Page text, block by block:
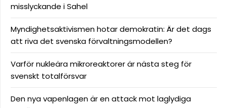
misslyckande i Sahel
Myndighetsaktivismen hotar demokratin: Är det dags
att riva det svenska förvaltningsmodellen?
Varför nukleära mikroreaktorer är nästa steg för
svenskt totalförsvar
Den nya vapenlagen är en attack mot laglydiga